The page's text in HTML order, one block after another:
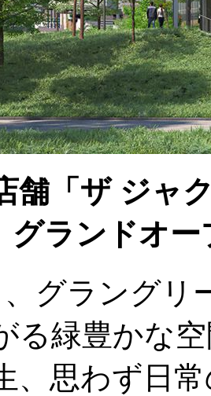
舗「ザ ジャ
グランドオー
、グラング
る緑豊かな
、思わず日